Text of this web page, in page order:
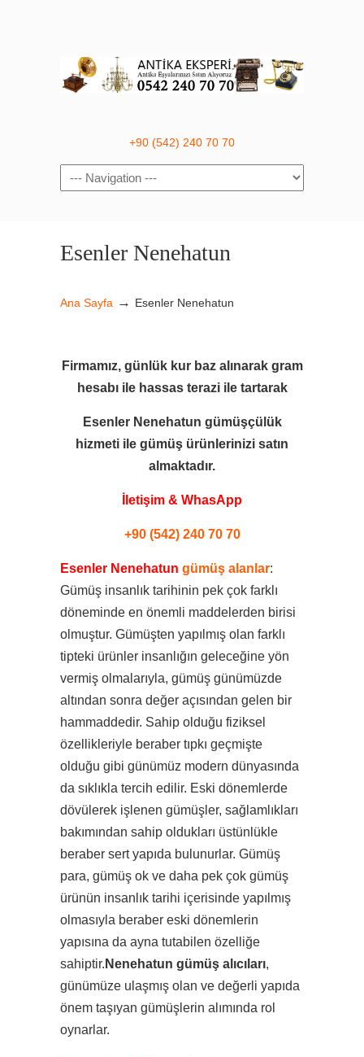
+90 (542) 240 70 70
Navigation
Esenler Nenehatun
Ana Sayfa → Esenler Nenehatun
Firmamız, günlük kur baz alınarak gram
hesabı ile hassas terazi ile tartarak
Esenler Nenehatun gümüşçülük
hizmeti ile gümüş ürünlerinizi satın
almaktadır.
İletişim & WhasApp
+90 (542) 240 70 70
Esenler Nenehatun gümüş alanlar:
Gümüş insanlık tarihinin pek çok farklı
döneminde en önemli maddelerden birisi
olmuştur. Gümüşten yapılmış olan farklı
tipteki ürünler insanlığın geleceğine yön
vermiş olmalarıyla, gümüş günümüzde
altından sonra değer açısından gelen bir
hammaddedir. Sahip olduğu fiziksel
özellikleriyle beraber tıpkı geçmişte
olduğu gibi günümüz modern dünyasında
da sıklıkla tercih edilir. Eski dönemlerde
dövülerek işlenen gümüşler, sağlamlıkları
bakımından sahip oldukları üstünlükle
beraber sert yapıda bulunurlar. Gümüş
para, gümüş ok ve daha pek çok gümüş
ürünün insanlık tarihi içerisinde yapılmış
olmasıyla beraber eski dönemlerin
yapısına da ayna tutabilen özelliğe
sahiptir. Nenehatun gümüş alıcıları,
günümüze ulaşmış olan ve değerli yapıda
önem taşıyan gümüşlerin alımında rol
oynarlar.